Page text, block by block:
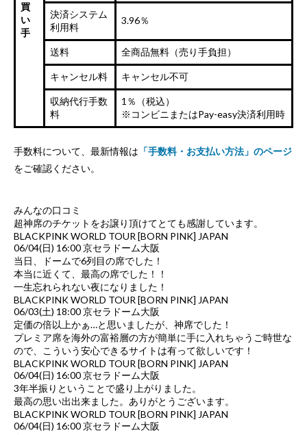
買
い
手
決済システム
利用料
3.96％
送料 全商品無料（売り手負担）
キャンセル料 キャンセル不可
収納代行手数
料
1％（税込）
※コンビニまたはPay-easy決済利用時
手数料について、最新情報は 「手数料・お支払い方法」のページ
をご確認ください。
みんなの口コミ
超神席のチケットをお譲り頂けてとても感謝しています。
BLACKPINK WORLD TOUR [BORN PINK] JAPAN
06/04(日) 16:00 京セラドーム大阪
当日、ドームで6列目の席でした！
本当に近くて、最高の席でした！！
一生忘れられない夜になりました！
BLACKPINK WORLD TOUR [BORN PINK] JAPAN
06/03(土) 18:00 京セラドーム大阪
定価の倍以上かぁ…と思いましたが、神席でした！
プレミア席を海外の富裕層の方が簡単に手に入れちゃうご時世な
ので、こういう安心できるサイトは有って欲しいです！
BLACKPINK WORLD TOUR [BORN PINK] JAPAN
06/04(日) 16:00 京セラドーム大阪
3年半振りということで盛り上がりました。
最高の思い出出来ました。ありがとうございます。
BLACKPINK WORLD TOUR [BORN PINK] JAPAN
06/04(日) 16:00 京セラドーム大阪